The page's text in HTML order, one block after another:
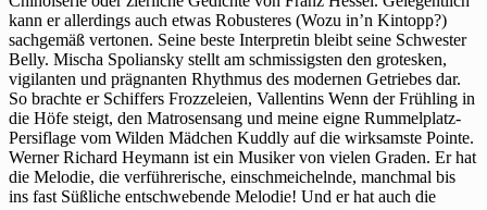
kann er allerdings auch etwas Robusteres (Wozu in’n Kintopp?)
sachgemäß vertonen. Seine beste Interpretin bleibt seine Schwester
Belly. Mischa Spoliansky stellt am schmissigsten den grotesken,
vigilanten und prägnanten Rhythmus des modernen Getriebes dar.
So brachte er Schiffers Frozzeleien, Vallentins Wenn der Frühling in
die Höfe steigt, den Matrosensang und meine eigne Rummelplatz-
Persiflage vom Wilden Mädchen Kuddly auf die wirksamste Pointe.
Werner Richard Heymann ist ein Musiker von vielen Graden. Er hat
die Melodie, die verführerische, einschmeichelnde, manchmal bis
ins fast Süßliche entschwebende Melodie! Und er hat auch die